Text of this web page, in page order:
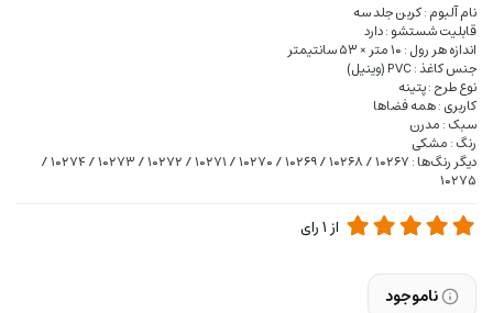
نام آلبوم : کربن جلد سه
قابلیت شستشو : دارد
اندازه هر رول : ۱۰ متر × ۵۳ سانتیمتر
جنس کاغذ : PVC (وینیل)
نوع طرح : پتینه
کاربری : همه فضاها
سبک : مدرن
رنگ : مشکی
دیگر رنگ‌ها : ۱۰۲۶۷ / ۱۰۲۶۸ / ۱۰۲۶۹ / ۱۰۲۷۰ / ۱۰۲۷۱ / ۱۰۲۷۲ / ۱۰۲۷۳ / ۱۰۲۷۴ /
۱۰۲۷۵
از1رای
ناموجود